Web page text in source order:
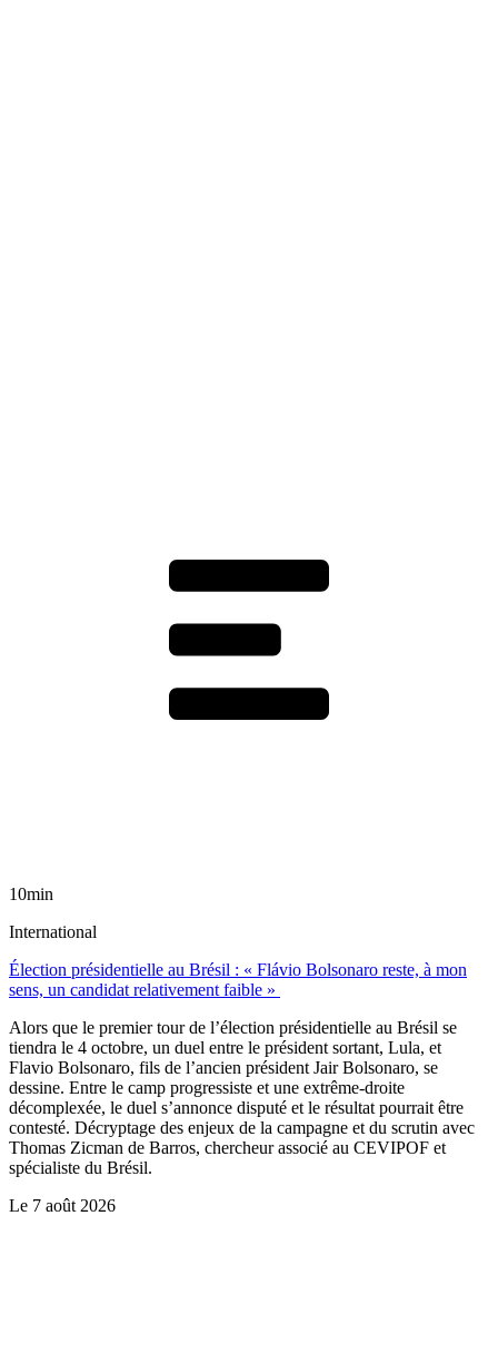
10min
International
Élection présidentielle au Brésil : « Flávio Bolsonaro reste, à mon
sens, un candidat relativement faible »
Alors que le premier tour de l’élection présidentielle au Brésil se
tiendra le 4 octobre, un duel entre le président sortant, Lula, et
Flavio Bolsonaro, fils de l’ancien président Jair Bolsonaro, se
dessine. Entre le camp progressiste et une extrême-droite
décomplexée, le duel s’annonce disputé et le résultat pourrait être
contesté. Décryptage des enjeux de la campagne et du scrutin avec
Thomas Zicman de Barros, chercheur associé au CEVIPOF et
spécialiste du Brésil.
Le 7 août 2026